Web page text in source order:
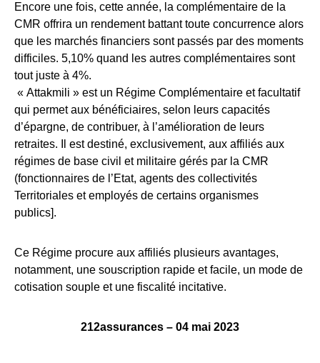
Encore une fois, cette année, la complémentaire de la
CMR offrira un rendement battant toute concurrence alors
que les marchés financiers sont passés par des moments
difficiles. 5,10% quand les autres complémentaires sont
tout juste à 4%.
« Attakmili » est un Régime Complémentaire et facultatif
qui permet aux bénéficiaires, selon leurs capacités
d’épargne, de contribuer, à l’amélioration de leurs
retraites. Il est destiné, exclusivement, aux affiliés aux
régimes de base civil et militaire gérés par la CMR
(fonctionnaires de l’Etat, agents des collectivités
Territoriales et employés de certains organismes
publics].
Ce Régime procure aux affiliés plusieurs avantages,
notamment, une souscription rapide et facile, un mode de
cotisation souple et une fiscalité incitative.
212assurances – 04 mai 2023